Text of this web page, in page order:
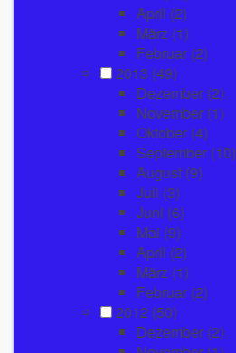
April (2)
März (1)
Februar (2)
2013 (49)
Dezember (2)
November (1)
Oktober (4)
September (10)
August (9)
Juli (3)
Juni (6)
Mai (9)
April (2)
März (1)
Februar (2)
2012 (50)
Dezember (2)